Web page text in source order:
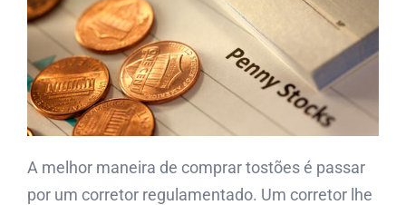
A melhor maneira de comprar tostões é passar
por um corretor regulamentado. Um corretor lhe